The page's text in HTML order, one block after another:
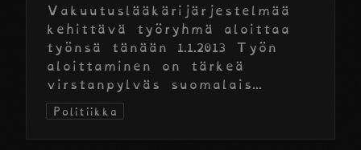
Vakuutuslääkärijärjestelmää
kehittävä työryhmä aloittaa
työnsä tänään 1.1.2013 Työn
aloittaminen on tärkeä
virstanpylväs suomalais...
Politiikka